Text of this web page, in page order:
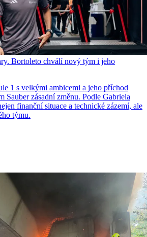
Bortoleto chválí nový tým i jeho
1 s velkými ambicemi a jeho příchod
Sauber zásadní změnu. Podle Gabriela
finanční situace a technické zázemí, ale
týmu.